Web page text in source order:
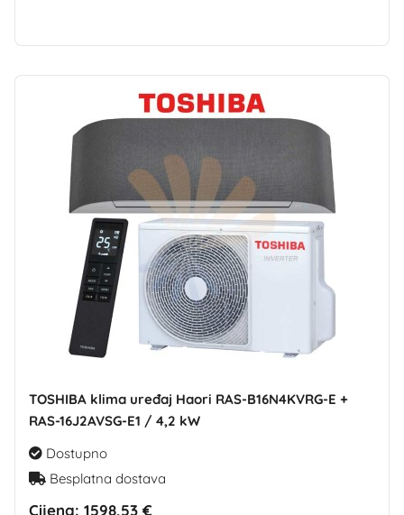
TOSHIBA klima uređaj Haori RAS-B16N4KVRG-E +
RAS-16J2AVSG-E1 / 4,2 kW
Dostupno
Besplatna dostava
Cijena: 1598,53 €